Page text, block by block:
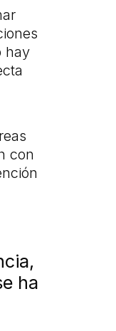
hay
con
ha